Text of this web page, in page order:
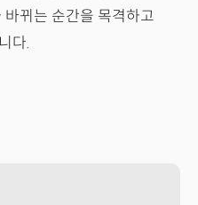
뀌는 순간을 목격하고
다.